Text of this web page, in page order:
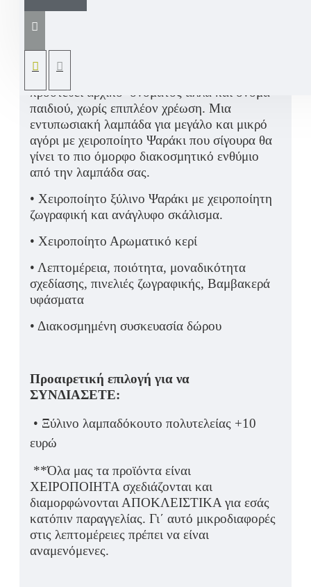
Πασχαλινή λαμπάδα για αγόρι με χειροποίητο
στο χέρι δικής μας κατασκευής, σε
αρωματικό κερί. Εάν επιθυμείτε μπορεί να
προστεθεί αρχικό ονόματος αλλά και όνομα
παιδιού, χωρίς επιπλέον χρέωση. Μια
εντυπωσιακή λαμπάδα για μεγάλο και μικρό
αγόρι με χειροποίητο Ψαράκι που σίγουρα θα
γίνει το πιο όμορφο διακοσμητικό ενθύμιο
από την λαμπάδα σας.
• Χειροποίητο ξύλινο Ψαράκι με χειροποίητη
ζωγραφική και ανάγλυφο σκάλισμα.
• Χειροποίητο Αρωματικό κερί
• Λεπτομέρεια, ποιότητα, μοναδικότητα
σχεδίασης, πινελιές ζωγραφικής, Βαμβακερά
υφάσματα
• Διακοσμημένη συσκευασία δώρου
Προαιρετική επιλογή για να
ΣΥΝΔΙΑΣΕΤΕ:
• Ξύλινο λαμπαδόκουτο πολυτελείας +10
ευρώ
**Όλα μας τα προϊόντα είναι
ΧΕΙΡΟΠΟΙΗΤΑ σχεδιάζονται και
διαμορφώνονται ΑΠΟΚΛΕΙΣΤΙΚΑ για εσάς
κατόπιν παραγγελίας. Γι΄ αυτό μικροδιαφορές
στις λεπτομέρειες πρέπει να είναι
αναμενόμενες.